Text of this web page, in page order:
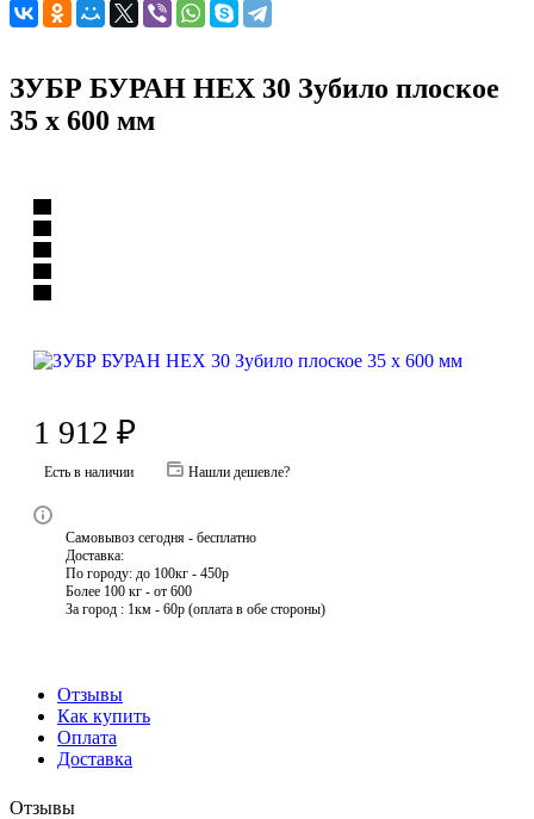
ЗУБР БУРАН HEX 30 Зубило плоское
35 х 600 мм
1 912 ₽
Есть в наличии Нашли дешевле?
Самовывоз сегодня - бесплатно
Доставка:
По городу: до 100кг - 450р
Более 100 кг - от 600
За город : 1км - 60р (оплата в обе стороны)
Отзывы
Как купить
Оплата
Доставка
Отзывы